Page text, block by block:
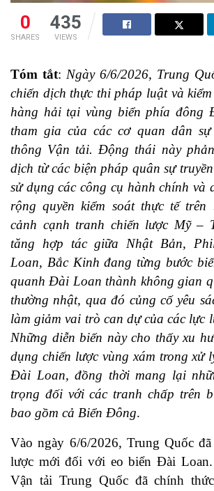
0
SHARES
435
VIEWS
Tóm tắt: Ngày 6/6/2026, Trung
chiến dịch thực thi pháp luật và
hàng hải tại vùng biển phía đông
tham gia của các cơ quan dân
thông Vận tải. Động thái này
dịch từ các biện pháp quân sự
sử dụng các công cụ hành chính và
rộng quyền kiểm soát thực tế trên
cảnh cạnh tranh chiến lược Mỹ –
tăng hợp tác giữa Nhật Bản,
Loan, Bắc Kinh đang từng bước
quanh Đài Loan thành không gian
thường nhật, qua đó củng cố yêu
làm giảm vai trò can dự của các lực
Những diễn biến này cho thấy xu
dụng chiến lược vùng xám trong xử
Đài Loan, đồng thời mang lại
trọng đối với các tranh chấp trên
bao gồm cả Biển Đông.
Vào ngày 6/6/2026, Trung Quốc
lược mới đối với eo biển Đài
Vận tải Trung Quốc đã chính